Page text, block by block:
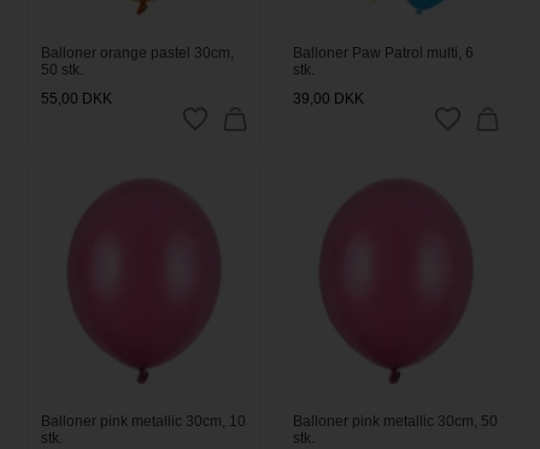
Balloner orange pastel 30cm,
50 stk.
55,00 DKK
Balloner Paw Patrol multi, 6
stk.
39,00 DKK
Balloner pink metallic 30cm, 10
stk.
Balloner pink metallic 30cm, 50
stk.